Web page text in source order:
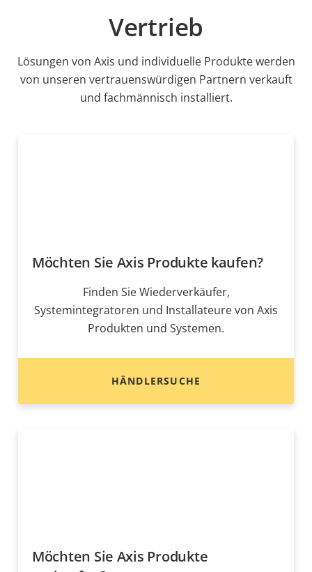
Vertrieb
Lösungen von Axis und individuelle Produkte werden
von unseren vertrauenswürdigen Partnern verkauft
und fachmännisch installiert.
Möchten Sie Axis Produkte kaufen?
Finden Sie Wiederverkäufer,
Systemintegratoren und Installateure von Axis
Produkten und Systemen.
HÄNDLERSUCHE
Möchten Sie Axis Produkte